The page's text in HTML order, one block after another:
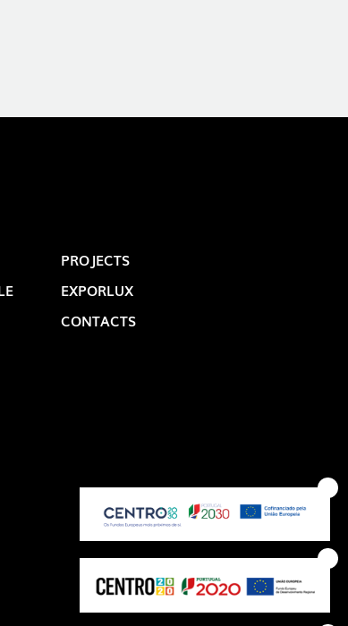
PROJECTS
EXPORLUX
CONTACTS